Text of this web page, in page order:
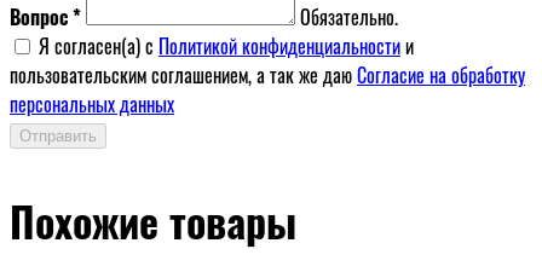
Вопрос *
Обязательно.
Я согласен(a) с Политикой конфиденциальностии
пользовательским соглашением, а так же даюСогласие на обработку
персональных данных
Отправить
Похожие товары